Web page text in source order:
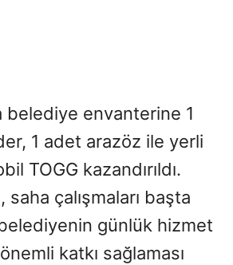
belediye envanterine 1
1 adet arazöz ile yerli
TOGG kazandırıldı.
saha çalışmaları başta
günlük hizmet
katkı sağlaması